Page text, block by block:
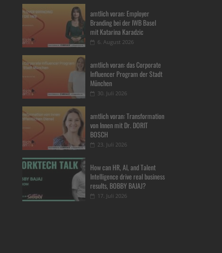
amtlich voran: Employer
Branding bei der IWB Basel
mit Katarina Karadzic
6. August 2026
amtlich voran: das Corporate
Influencer Program der Stadt
München
30. Juli 2026
amtlich voran: Transformation
von Innen mit Dr. DORIT
BOSCH
23. Juli 2026
How can HR, AI, and Talent
Intelligence drive real business
results, BOBBY BAJAJ?
17. Juli 2026